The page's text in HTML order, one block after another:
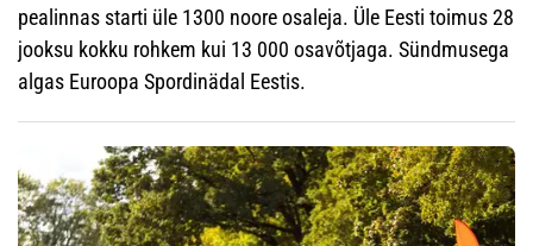
pealinnas starti üle 1300 noore osaleja. Üle Eesti toimus 28
jooksu kokku rohkem kui 13 000 osavõtjaga. Sündmusega
algas Euroopa Spordinädal Eestis.